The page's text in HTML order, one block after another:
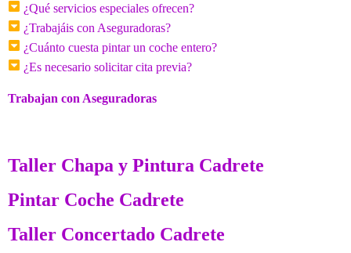
¿Qué servicios especiales ofrecen?
¿Trabajáis con Aseguradoras?
¿Cuánto cuesta pintar un coche entero?
¿Es necesario solicitar cita previa?
Trabajan con Aseguradoras
Taller Chapa y Pintura Cadrete
Pintar Coche Cadrete
Taller Concertado Cadrete